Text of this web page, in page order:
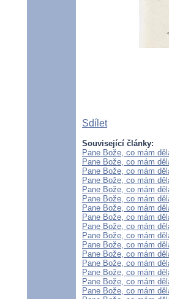
Sdílet
Související články:
Pane Bože, co mám
Pane Bože, co mám
Pane Bože, co mám
Pane Bože, co mám
Pane Bože, co mám
Pane Bože, co mám
Pane Bože, co mám
Pane Bože, co mám
Pane Bože, co mám
Pane Bože, co mám
Pane Bože, co mám
Pane Bože, co mám
Pane Bože, co mám
Pane Bože, co mám
Pane Bože, co mám
Pane Bože, co mám